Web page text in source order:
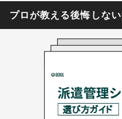
創業期の企業から大
する「直感的」な操
場の業務フローを熟
雑な操作を覚えなく
きます。「多機能す
プロが教える後悔しな